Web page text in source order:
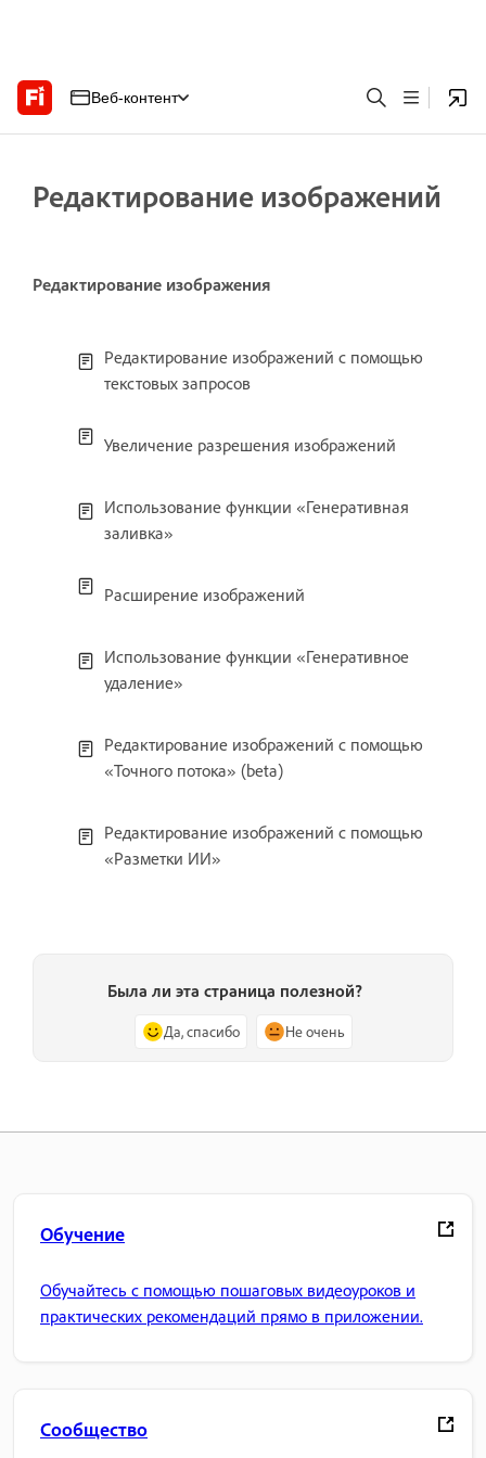
Веб-контент
Редактирование изображений
Редактирование изображения
Редактирование изображений с помощью
текстовых запросов
Увеличение разрешения изображений
Использование функции «Генеративная
заливка»
Расширение изображений
Использование функции «Генеративное
удаление»
Редактирование изображений с помощью
«Точного потока» (beta)
Редактирование изображений с помощью
«Разметки ИИ»
Была ли эта страница полезной?
Да, спасибо Не очень
Обучение
Обучайтесь с помощью пошаговых видеоуроков и
практических рекомендаций прямо в приложении.
Сообщество